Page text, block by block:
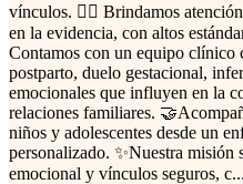
vínculos. 👩‍⚕️ Brindamos
en la evidencia, con altos
Contamos con un equipo clínico
postparto, duelo gestacional,
emocionales que influyen en la
relaciones familiares.
niños y adolescentes desde un
personalizado. ✨Nuestra misión
emocional y vínculos seguros, c...